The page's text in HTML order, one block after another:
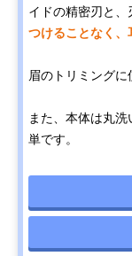
イドの精密刃と、
つけることなく、
眉のトリミングに
また、本体は丸
単です。